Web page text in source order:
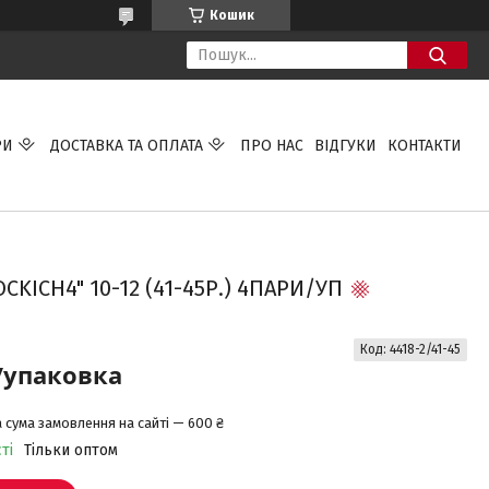
Кошик
ДОСТАВКА ТА ОПЛАТА ПРО НАС ВІДГУКИ КОНТАКТИ
10-12 (41-45Р.) 4ПАРИ/УП
сума замовлення на сайті — 600 ₴
Тільки оптом
Код: 4418-2/41-45